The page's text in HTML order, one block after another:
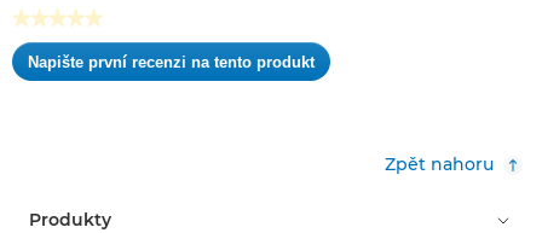
★★★★★
Žádná
hodnota
Napište první recenzi na tento produkt
.
Zpět nahoru
Produkty